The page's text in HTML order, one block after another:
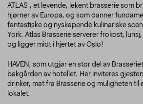
ATLAS , et levende, lekent brasserie som
hjørner av Europa, og som danner
fantastiske og nyskapende kulinariske
York. Atlas Brasserie serverer frokost,
og ligger midt i hjertet av Oslo!
HAVEN, som utgjør en stor del av
bakgården av hotellet. Her inviteres
drinker, mat fra Brasserie og muligheten til
lokalet.